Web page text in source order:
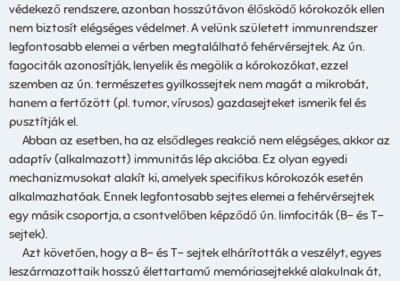
védekező rendszere, azonban hosszútávon élősködő kórokozók ellen
nem biztosít elégséges védelmet. A velünk született immunrendszer
legfontosabb elemei a vérben megtalálható fehérvérsejtek. Az ún.
fagociták azonosítják, lenyelik és megölik a kórokozókat, ezzel
szemben az ún. természetes gyilkossejtek nem magát a mikrobát,
hanem a fertőzött (pl. tumor, vírusos) gazdasejteket ismerik fel és
pusztítják el.
Abban az esetben, ha az elsődleges reakció nem elégséges, akkor az
adaptív (alkalmazott) immunitás lép akcióba. Ez olyan egyedi
mechanizmusokat alakít ki, amelyek specifikus kórokozók esetén
alkalmazhatóak. Ennek legfontosabb sejtes elemei a fehérvérsejtek
egy másik csoportja, a csontvelőben képződő ún. limfociták (B- és T-
sejtek).
Azt követően, hogy a B- és T- sejtek elhárították a veszélyt, egyes
leszármazottaik hosszú élettartamú memóriasejtekké alakulnak át,